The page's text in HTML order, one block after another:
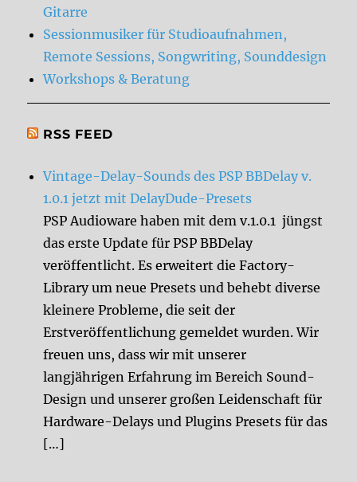
Gitarre
Sessionmusiker für Studioaufnahmen,
Remote Sessions, Songwriting, Sounddesign
Workshops & Beratung
RSS FEED
Vintage-Delay-Sounds des PSP BBDelay v.
1.0.1 jetzt mit DelayDude-Presets
PSP Audioware haben mit dem v.1.0.1 jüngst
das erste Update für PSP BBDelay
veröffentlicht. Es erweitert die Factory-
Library um neue Presets und behebt diverse
kleinere Probleme, die seit der
Erstveröffentlichung gemeldet wurden. Wir
freuen uns, dass wir mit unserer
langjährigen Erfahrung im Bereich Sound-
Design und unserer großen Leidenschaft für
Hardware-Delays und Plugins Presets für das
[…]